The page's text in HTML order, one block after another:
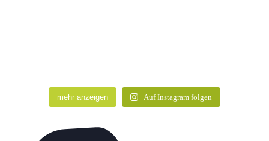
mehr anzeigen Auf Instagram folgen